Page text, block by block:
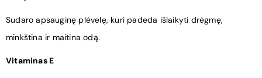
Sudaro apsauginę plėvelę, kuri padeda išlaikyti drėgmę,
minkština ir maitina odą.
Vitaminas E